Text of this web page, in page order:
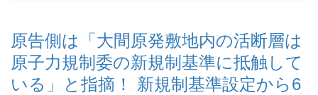
原告側は「大間原発敷地内の活断層は
原子力規制委の新規制基準に抵触して
いる」と指摘！ 新規制基準設定から6